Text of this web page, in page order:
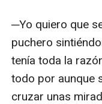
─Yo quiero que
puchero
tenía toda la
todo por aunque
cruzar unas